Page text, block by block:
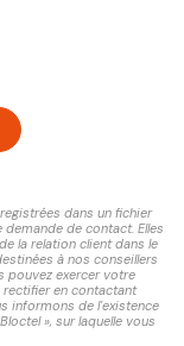
dans un fichier
de contact. Elles
la relation client dans le
à nos conseillers
pouvez exercer votre
en contactant
informons de l'existence
», sur laquelle vous